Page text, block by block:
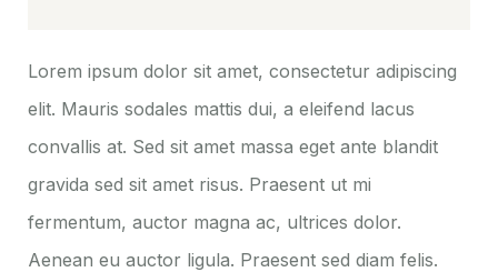
Lorem ipsum dolor sit amet, consectetur adipiscing
elit. Mauris sodales mattis dui, a eleifend lacus
convallis at. Sed sit amet massa eget ante blandit
gravida sed sit amet risus. Praesent ut mi
fermentum, auctor magna ac, ultrices dolor.
Aenean eu auctor ligula. Praesent sed diam felis.